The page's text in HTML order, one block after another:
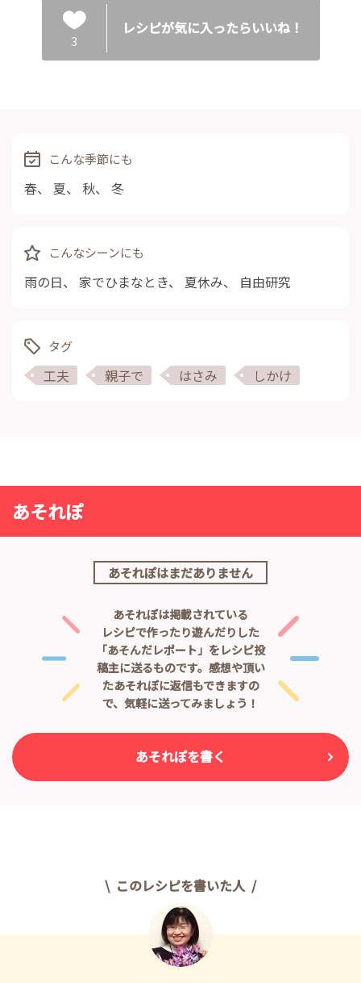
3
レシピが気に入ったらいいね！
こんな季節にも
春、 夏、 秋、 冬
こんなシーンにも
雨の日、 家でひまなとき、 夏休み、 自由研究
タグ
工夫 親子で はさみ しかけ
あそれぽ
あそれぽはまだありません
あそれぽは掲載されている
レシピで作ったり遊んだりした
「あそんだレポート」をレシピ投
稿主に送るものです。 感想や頂い
たあそれぽに返信もできますの
で、気軽に送ってみましょう！
あそれぽを書く
このレシピを書いた人